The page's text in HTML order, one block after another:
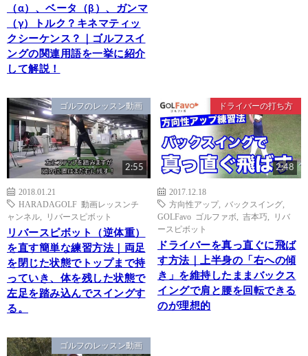
（α）、ベータ（β）、ガンマ
（γ）トルク？キネマティッ
クシーケンス？｜ゴルフスイ
ングの関連用語を一挙に紹介
して解説！
ゴルフのレッスン動画
2:55
2018.01.21
HARADAGOLF 動画レッスンチ
ャンネル
リバースピボット
リバースピボット（逆体重）
を直す簡単な練習方法｜両足
を閉じた状態でトップまで持
っていき、体を残した状態で
左足を踏み込んでスイングす
る。
ドライバーの打ち方
2:48
2017.12.18
方向性アップ, バックスイング
GOLFavo ゴルファボ
吉本巧
リバ
ースピボット
ドライバーを真っ直ぐに飛ば
す方法｜上半身の「右への傾
き」を維持したままバックス
イングで肩と腰を回転できる
のが理想的
ゴルフのレッスン動画